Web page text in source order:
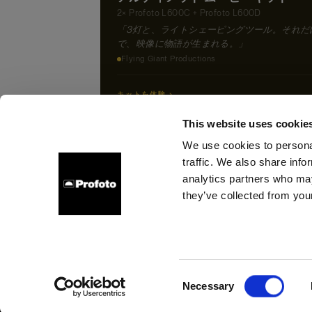
This website uses
We use cookies to
traffic. We also share
analytics partners who
they’ve collected from
Necessary
2× Profoto L600C + Profoto L600D
「3灯と、ライトシェーピングツール。それだ
で、映像に物語が生まれる。」
Flying Giant Productions
キットを体験 →
会社概要 お問い合わせ 採用情報 プレス 投資
Copyright (C) 1968-2024 Profoto AB 無断複写・転載を禁じます。